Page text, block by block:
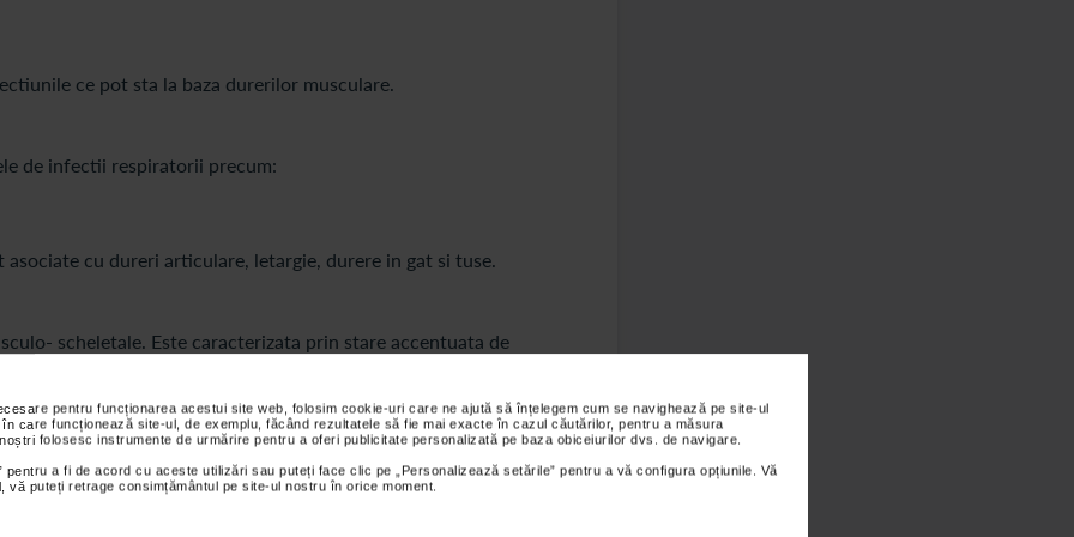
pentru funcționarea acestui site web, folosim cookie-uri care ne ajută să înțelegem cum se navighează pe site-ul
care funcționează site-ul, de exemplu, făcând rezultatele să fie mai exacte în cazul căutărilor, pentru a măsura
folosesc instrumente de urmărire pentru a oferi publicitate personalizată pe baza obiceiurilor dvs. de navigare.
pentru a fi de acord cu aceste utilizări sau puteți face clic pe „Personalizează setările” pentru a vă configura opțiunile. Vă
vă puteți retrage consimțământul pe site-ul nostru în orice moment.
ce pot sta la baza durerilor musculare.
de infectii respiratorii precum:
cu dureri articulare, letargie, durere in gat si tuse.
scheletale. Este caracterizata prin stare accentuata de
de memorie, anxietate si tulburari de concentrare.
ducand la afectarea modului in care creierul si maduva spinarii
chirurgicale, infectii repetate si generalizate sau ca urmare a